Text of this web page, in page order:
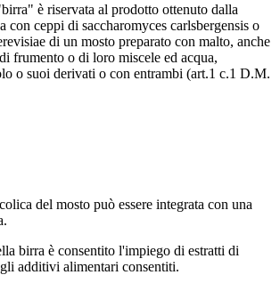
è riservata al prodotto ottenuto dalla
con ceppi di saccharomyces carlsbergensis o
di un mosto preparato con malto, anche
frumento o di loro miscele ed acqua,
o suoi derivati o con entrambi (art.1 c.1 D.M.
del mosto può essere integrata con una
birra è consentito l'impiego di estratti di
additivi alimentari consentiti.